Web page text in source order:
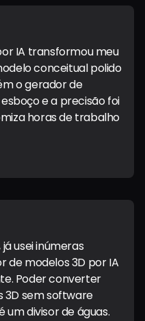
IA transformou meu
conceitual polido
o gerador de
e a precisão foi
horas de trabalho
usei inúmeras
de modelos 3D por IA
Poder converter
3D sem software
divisor de águas.